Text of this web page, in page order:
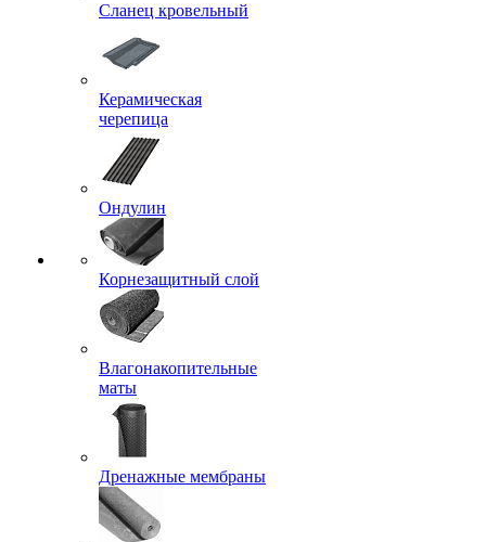
Сланец кровельный
Керамическая
черепица
Ондулин
Корнезащитный слой
Влагонакопительные
маты
Дренажные мембраны